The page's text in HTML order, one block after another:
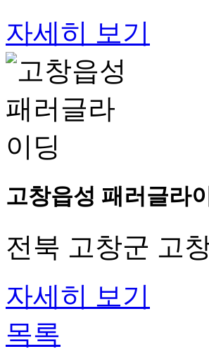
자세히 보기
고창읍성 패러글라
전북 고창군 고
자세히 보기
목록